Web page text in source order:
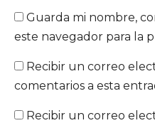
Guarda mi nombre,
este navegador para la
Recibir un correo
comentarios a esta
Recibir un correo